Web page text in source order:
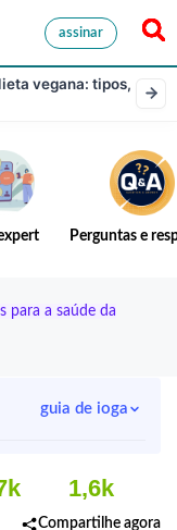
assinar
vegana: tipos,
Perguntas e
para a saúde da
guia de ioga
1,6k
Compartilhe agora